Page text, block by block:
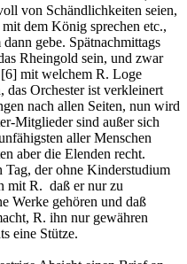
von Schändlichkeiten seien,
dem König sprechen etc.,
gebe. Spätnachmittags
Rheingold sein, und zwar
[6] mit welchem R. Loge
das Orchester ist verkleinert
nach allen Seiten, nun wird
Mitglieder sind außer sich
aller Menschen
aber die Elenden recht.
Tag, der ohne Kinderstudium
mit R. daß er nur zu
Werke gehören und daß
R. ihn nur gewähren
eine Stütze.